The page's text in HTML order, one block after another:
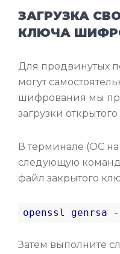
ЗАГРУЗКА
КЛЮЧА
Для продвинутых
могут
шифрования мы
загрузки
В терминале (ОС
следующую
файл закрытого
openssl genrsa
Затем выполните